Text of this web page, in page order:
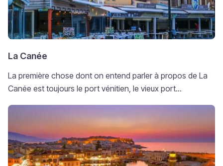
La Canée
La première chose dont on entend parler à propos de La
Canée est toujours le port vénitien, le vieux port...